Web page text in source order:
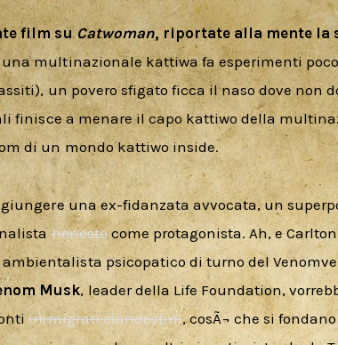
film su Catwoman, riportate alla mente la
una multinazionale kattiwa fa esperimenti
un povero sfigato ficca il naso dove non
finisce a menare il capo kattiwo della
di un mondo kattiwo inside.
una ex-fidanzata avvocata, un
honesto come protagonista. Ah, e
psicopatico di turno del
Musk, leader della Life Foundation,
immigrati clandestini, cosÃ¬ che si